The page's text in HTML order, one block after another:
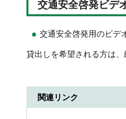
交通安全啓発ビデ
交通安全啓発用のビデ
貸出しを希望される方は
関連リンク